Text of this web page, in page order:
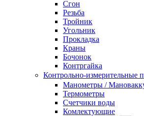
Сгон
Резьба
Тройник
Угольник
Прокладка
Краны
Бочонок
Контргайка
Контрольно-
Манометры /
Термометры
Счетчики воды
Комлектующие